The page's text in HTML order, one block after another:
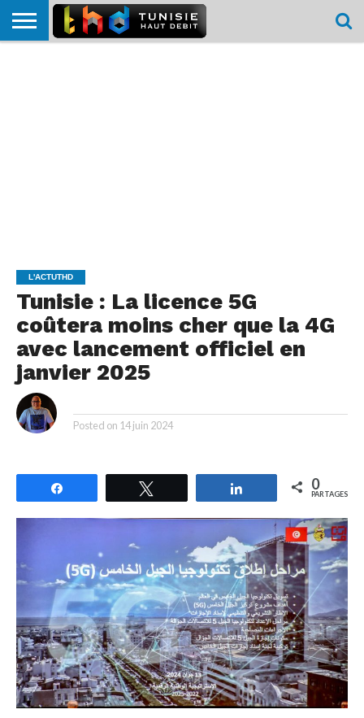
L'ACTUTHD
Tunisie : La licence 5G
coûtera moins cher que la 4G
avec lancement officiel en
janvier 2025
Posted on 14 juin 2024
Partagez 0
PARTAGES